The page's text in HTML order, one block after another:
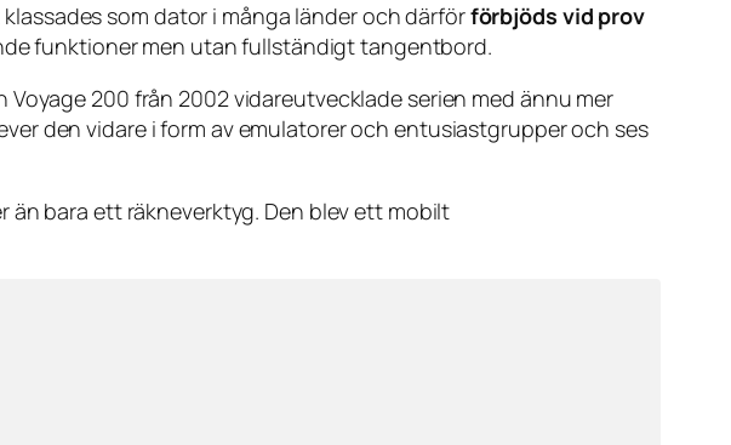
som dator i många länder och därförförbjöds vid prov
funktioner men utan fullständigt tangentbord.
200 från 2002 vidareutvecklade serien med ännu mer
den vidare i form av emulatorer och entusiastgrupper och ses
än bara ett räkneverktyg. Den blev ett mobilt